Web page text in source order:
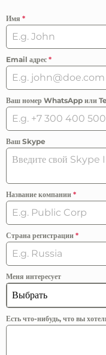
Имя *
Email адрес *
Ваш номер WhatsApp или
Ваш Skype
Название компании *
Страна регистрации *
Меня интересует
Выбрать
Есть что-нибудь, что вы